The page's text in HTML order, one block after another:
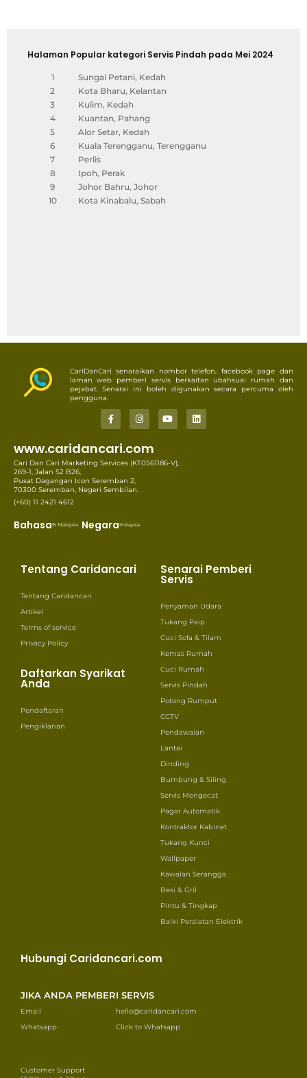
Halaman Popular kategori Servis Pindah pada Mei 2024
1
Sungai Petani, Kedah
2
Kota Bharu, Kelantan
3
Kulim, Kedah
4
Kuantan, Pahang
5
Alor Setar, Kedah
6
Kuala Terengganu, Terengganu
7
Perlis
8
Ipoh, Perak
9
Johor Bahru, Johor
10
Kota Kinabalu, Sabah
CariDanCari senaraikan nombor telefon, facebook page dan
laman web pemberi servis berkaitan ubahsuai rumah dan
pejabat. Senarai ini boleh digunakan secara percuma oleh
pengguna.
www.caridancari.com
Cari Dan Cari Marketing Services (KT0561186-V),
269-1, Jalan S2 B26,
Pusat Dagangan Icon Seremban 2,
70300 Seremban, Negeri Sembilan.
(+60) 11 2421 4612
BahasaB. Malaysia NegaraMalaysia
Tentang Caridancari
Tentang Caridancari
Artikel
Terms of service
Privacy Policy
Daftarkan Syarikat
Anda
Pendaftaran
Pengiklanan
Senarai Pemberi
Servis
Penyaman Udara
Tukang Paip
Cuci Sofa & Tilam
Kemas Rumah
Cuci Rumah
Servis Pindah
Potong Rumput
CCTV
Pendawaian
Lantai
Dinding
Bumbung & Siling
Servis Mengecat
Pagar Automatik
Kontraktor Kabinet
Tukang Kunci
Wallpaper
Kawalan Serangga
Besi & Gril
Pintu & Tingkap
Baiki Peralatan Elektrik
Hubungi Caridancari.com
JIKA ANDA PEMBERI SERVIS
Email
hello@caridancari.com
Whatsapp
Click to Whatsapp
Customer Support